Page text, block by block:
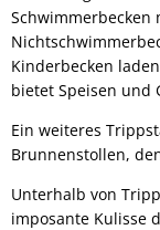
Kinderbecken
bietet Speisen und
Ein weiteres
Brunnenstollen,
Unterhalb von
imposante Kulisse